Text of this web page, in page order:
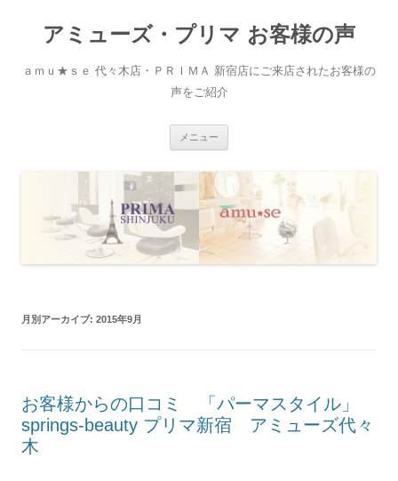
アミューズ・プリマ お客様の声
ａｍｕ★ｓｅ 代々木店・ＰＲＩＭＡ 新宿店にご来店されたお客様の
声をご紹介
メニュー
ツ
へ
移
動
月別アーカイブ: 2015年9月
お客様からの口コミ 「パーマスタイル」
springs-beauty プリマ新宿 アミューズ代々
木